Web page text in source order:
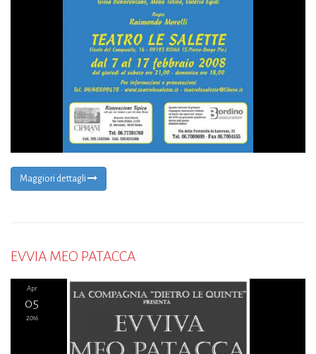
Maggiori dettagli
EVVIA MEO PATACCA
Apr
05
2016